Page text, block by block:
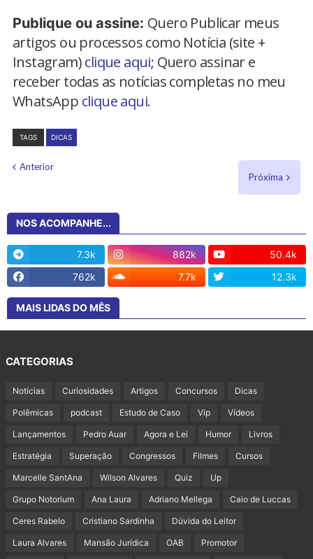
Publique ou assine: Quero Publicar meus
artigos ou processos como Notícia (site +
Instagram)clique aqui; Quero assinar e
receber todas as notícias completas no meu
WhatsApp clique aqui.
TAGS DICAS
Anterior
Próxima
NOS ACOMPANHE...
7.3k 882k
50.4k
762k
7.7k 12.3k
MAIS LIDAS DO MÊS
CATEGORIAS
Notícias Curiosidades Artigos Concursos Dicas
Polêmicas podcast Estudo de Caso Vip Vídeos
Lançamentos Pedro Auar Agora e Lei Humor Livros
Estratégia Superação Congressos Filmes Cursos
Marcelle SantAna Wilson Alvares Quiz Up
Grupo Notorium Ana Laura Adriano Mellega Caio de Luccas
Ceres Rabelo Cristiano Sardinha Dúvida do Leitor
Laura Alvares Mansão Jurídica OAB Promotor